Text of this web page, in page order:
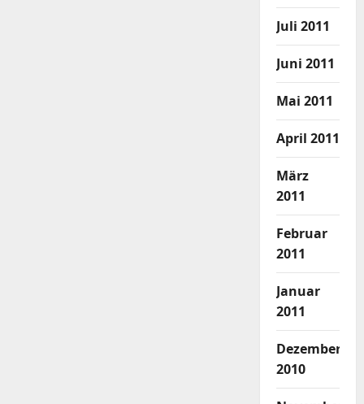
Juli 2011
Juni 2011
Mai 2011
April 2011
März
2011
Februar
2011
Januar
2011
Dezember
2010